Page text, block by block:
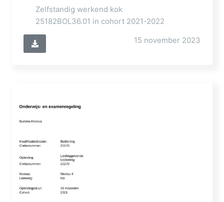
Zelfstandig werkend kok
25182BOL36.01 in cohort 2021-2022
15 november 2023